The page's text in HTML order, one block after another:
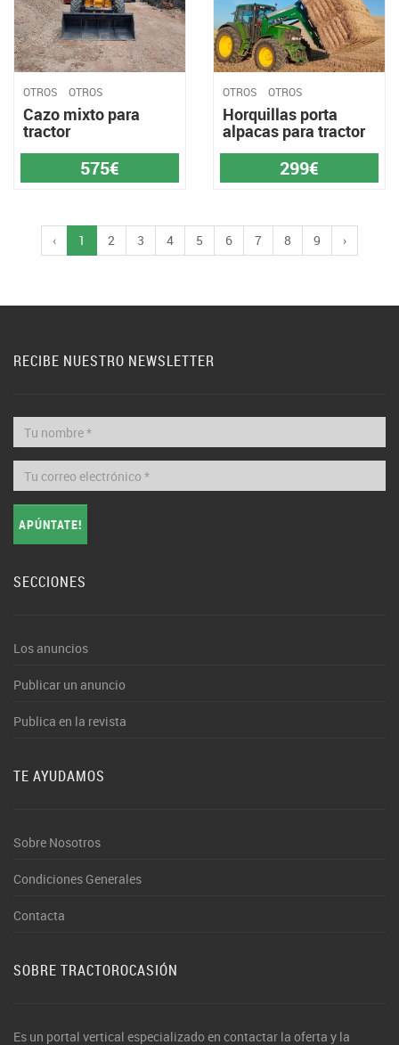
OTROS OTROS
Cazo mixto para
tractor
575€
OTROS OTROS
Horquillas porta
alpacas para tractor
299€
‹ 1 2 3 4 5 6 7 8 9 ›
RECIBE NUESTRO NEWSLETTER
APÚNTATE!
SECCIONES
Los anuncios
Publicar un anuncio
Publica en la revista
TE AYUDAMOS
Sobre Nosotros
Condiciones Generales
Contacta
SOBRE TRACTOROCASIÓN
Es un portal vertical especializado en contactar la oferta y la